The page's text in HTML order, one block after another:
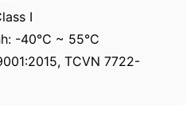
I
-40℃ ~ 55℃
TCVN 7722-